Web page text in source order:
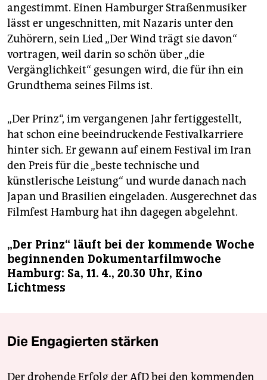
angestimmt. Einen Hamburger Straßenmusiker
lässt er ungeschnitten, mit Nazaris unter den
Zuhörern, sein Lied „Der Wind trägt sie davon“
vortragen, weil darin so schön über „die
Vergänglichkeit“ gesungen wird, die für ihn ein
Grundthema seines Films ist.
„Der Prinz“, im vergangenen Jahr fertiggestellt,
hat schon eine beeindruckende Festivalkarriere
hinter sich. Er gewann auf einem Festival im Iran
den Preis für die „beste technische und
künstlerische Leistung“ und wurde danach nach
Japan und Brasilien eingeladen. Ausgerechnet das
Filmfest Hamburg hat ihn dagegen abgelehnt.
„Der Prinz“ läuft bei der kommende Woche
beginnenden Dokumentarfilmwoche
Hamburg: Sa, 11. 4., 20.30 Uhr, Kino
Lichtmess
Die Engagierten stärken
Der drohende Erfolg der AfD bei den kommenden